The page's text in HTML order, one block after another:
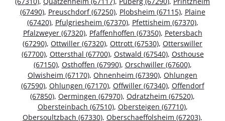
(67490), Preuschdorf (67250), Plobsheim (67115), Plaine
(67420), Pfulgriesheim (67370), Pfettisheim (67370),
Pfalzweyer (67320), Pfaffenhoffen (67350), Petersbach
(67290), Ottwiller (67320), Ottrott (67530), Otterswiller
(67700), Ottersthal (67700), Ostwald (67540), Osthouse
(67150), Osthoffen (67990), Orschwiller (67600),
Olwisheim (67170), Ohnenheim (67390), Ohlungen
(67590), Ohlungen (67170), Offwiller (67340), Offendorf
(67850), Oermingen (67970), Odratzheim (67520),
Obersteinbach (67510), Obersteigen (67710),
Obersoultzbach (67330), Oberschaeffolsheim (67203),